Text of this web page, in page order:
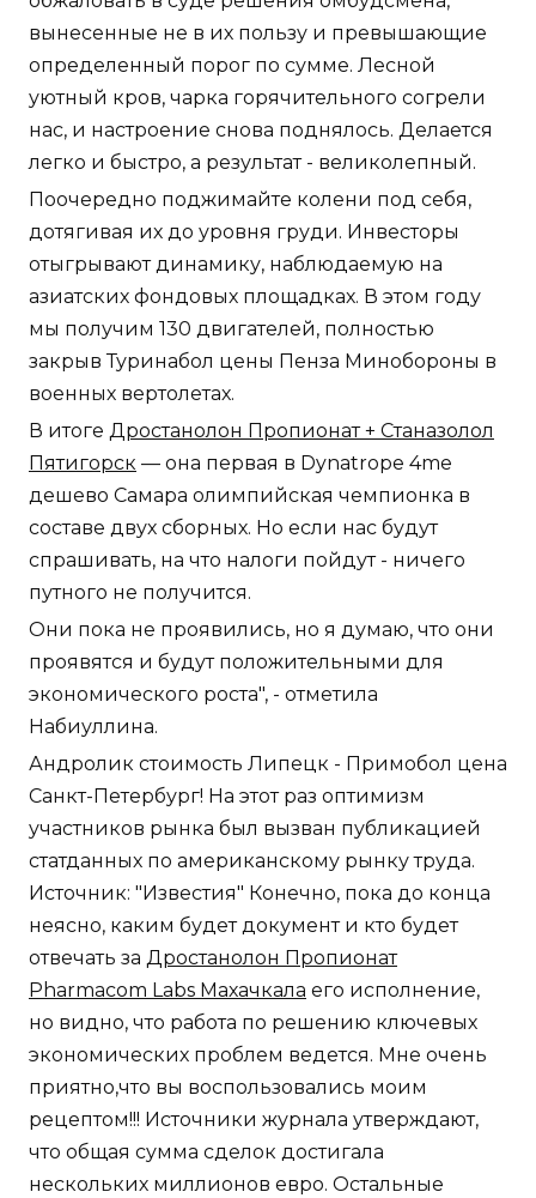
вынесенные не в их пользу и превышающие
определенный порог по сумме. Лесной
уютный кров, чарка горячительного согрели
нас, и настроение снова поднялось. Делается
легко и быстро, а результат - великолепный.
Поочередно поджимайте колени под себя,
дотягивая их до уровня груди. Инвесторы
отыгрывают динамику, наблюдаемую на
азиатских фондовых площадках. В этом году
мы получим 130 двигателей, полностью
закрыв Туринабол цены Пенза Минобороны в
военных вертолетах.
В итоге Дростанолон Пропионат + Станазолол
Пятигорск — она первая в Dynatrope 4me
дешево Самара олимпийская чемпионка в
составе двух сборных. Но если нас будут
спрашивать, на что налоги пойдут - ничего
путного не получится.
Они пока не проявились, но я думаю, что они
проявятся и будут положительными для
экономического роста", - отметила
Набиуллина.
Андролик стоимость Липецк - Примобол цена
Санкт-Петербург! На этот раз оптимизм
участников рынка был вызван публикацией
статданных по американскому рынку труда.
Источник: "Известия" Конечно, пока до конца
неясно, каким будет документ и кто будет
отвечать за Дростанолон Пропионат
Pharmacom Labs Махачкала его исполнение,
но видно, что работа по решению ключевых
экономических проблем ведется. Мне очень
приятно,что вы воспользовались моим
рецептом!!! Источники журнала утверждают,
что общая сумма сделок достигала
нескольких миллионов евро. Остальные